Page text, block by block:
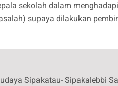
sekolah dalam
supaya dilakukan
Sipakatau- Sipakalebbi